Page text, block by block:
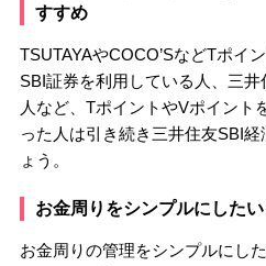
すすめ
TSUTAYAやCOCO’SなどTポイ
SBI証券を利用している人、三
人など、TポイントやVポイント
った人は引き続き三井住友SBI
ょう。
お金周りをシンプルにした
お金周りの管理をシンプルにし